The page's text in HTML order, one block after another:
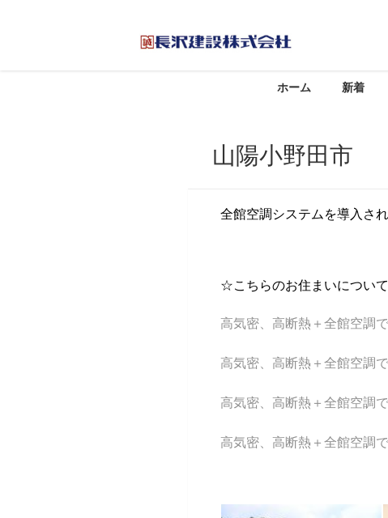
ホーム 新着
山陽小野田市
全館空調システムを導入さ
☆こちらのお住まいについ
高気密、高断熱＋全館空調
高気密、高断熱＋全館空調
高気密、高断熱＋全館空調
高気密、高断熱＋全館空調